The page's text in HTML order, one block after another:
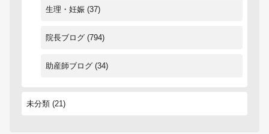
生理・妊娠 (37)
院長ブログ (794)
助産師ブログ (34)
未分類 (21)